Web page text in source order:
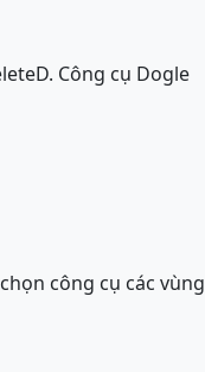
D. Công cụ Dogle
chọn công cụ các